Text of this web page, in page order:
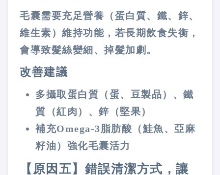
毛囊需要充足營養（蛋白質、鐵、鋅、
維生素）維持功能，若長期飲食失衡，
會導致髮絲變細、掉髮加劇。
改善建議
多攝取蛋白質（蛋、豆製品）、鐵
質（紅肉）、鋅（堅果）
補充Omega-3脂肪酸（鮭魚、亞麻
籽油）強化毛囊活力
【原因五】錯誤清潔方式，讓